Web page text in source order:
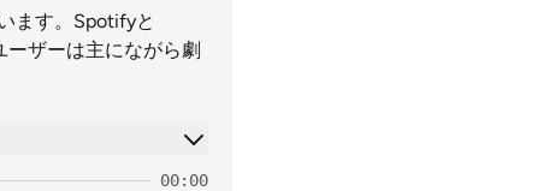
ます。Spotifyと
ザーは主にながら劇
00:00